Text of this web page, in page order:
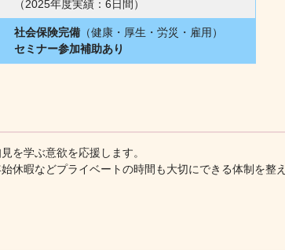
（2025年度実績：6日間）
社会保険完備 （健康・厚生・労災・雇用）
セミナー参加補助あり
を学ぶ意欲を応援します。
休暇などプライベートの時間も大切にできる体制を整え